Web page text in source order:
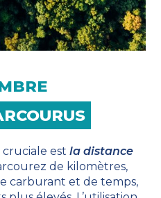
cruciale estla distance
de kilomètres,
carburant et de temps,